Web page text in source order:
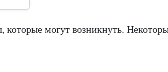
которые могут возникнуть.